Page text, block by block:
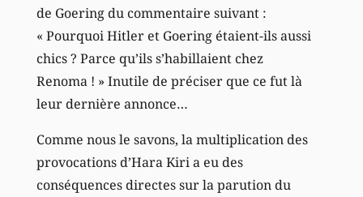
de Goering du commentaire suivant :
« Pourquoi Hitler et Goering étaient-ils aussi
chics ? Parce qu’ils s’habillaient chez
Renoma ! » Inutile de préciser que ce fut là
leur dernière annonce…
Comme nous le savons, la multiplication des
provocations d’Hara Kiri a eu des
conséquences directes sur la parution du